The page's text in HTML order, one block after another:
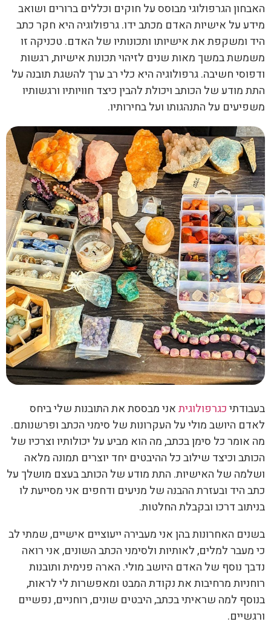
הגרפולוגי מבוסס על חוקים וכללים ברורים ושואב
על אישיות האדם מכתב ידו. גרפולוגיה היא חקר כתב
ומשקפת את אישיותו ותכונותיו של האדם. טכניקה זו
במשך מאות שנים לזיהוי תכונות אישיות, רגשות
חשיבה. גרפולוגיה היא כלי רב ערך להשגת תובנה על
מודע של הכותב ויכולת להבין כיצד חוויותיו ורגשותיו
על התנהגותו ועל בחירותיו.
כגרפולוגיתאני מבססת את התובנות שלי ביחס
היושב מולי על העקרונות של סימני הכתב ופרשנותם.
כל סימן בכתב, מה הוא מביע על יכולותיו וצרכיו של
וכיצד שילוב כל ההיבטים יחד יוצרים תמונה מלאה
של האישיות. התת מודע של הכותב בעצם מושלך על
היד ובעזרת ההבנה של מניעים ודחפים אני מסייעת לו
דרכו ובקבלת החלטות.
האחרונות בהן אני מעבירה ייעוציים אישיים, שמתי לב
למלים, לאותיות ולסימני הכתב השונים, אני רואה
נוסף של האדם היושב מולי. הארה פנימית ותובנות
מרחיבות את נקודת המבט ומאפשרות לי לראות,
למה שראיתי בכתב, היבטים שונים, רוחניים, נפשיים